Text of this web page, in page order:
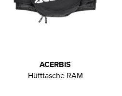
ACERBIS
Hüfttasche RAM